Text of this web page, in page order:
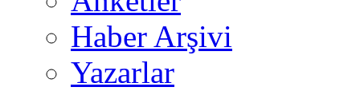
Haber Arşivi
Yazarlar